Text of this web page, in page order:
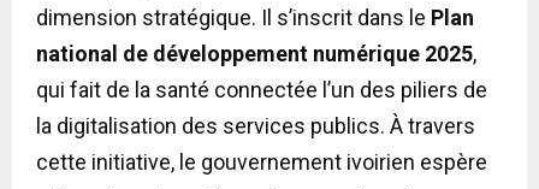
dimension stratégique. Il s’inscrit dans le Plan
national de développement numérique 2025,
qui fait de la santé connectée l’un des piliers de
la digitalisation des services publics. À travers
cette initiative, le gouvernement ivoirien espère